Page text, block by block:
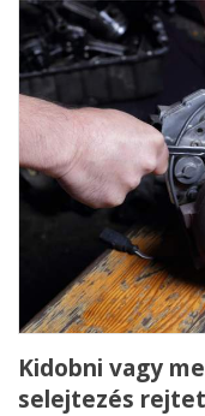
Kidobni vagy
selejtezés